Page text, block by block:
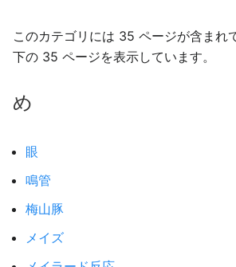
このカテゴリには 35 ページが含まれ
下の 35 ページを表示しています。
め
眼
鳴管
梅山豚
メイズ